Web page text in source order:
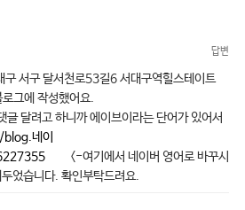
답변
서구 달서천로53길6 서대구역힐스테이트
그에 작성했어요.
글 달려고 하니까 에이브이라는 단어가 있어서
네이
<-여기에서 네이버 영어로 바꾸시
었습니다. 확인부탁드려요.